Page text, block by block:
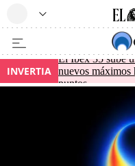
INVERTIA
El Ibex 35 sube
nuevos máximos
puntos